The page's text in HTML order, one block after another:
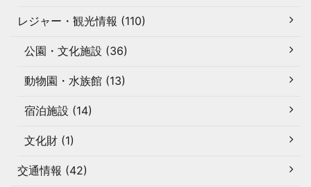
レジャー・観光情報 (110)
公園・文化施設 (36)
動物園・水族館 (13)
宿泊施設 (14)
文化財 (1)
交通情報 (42)